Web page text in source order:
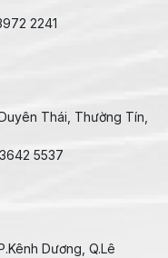
2241
Thái, Thường Tín,
5537
Dương, Q.Lê